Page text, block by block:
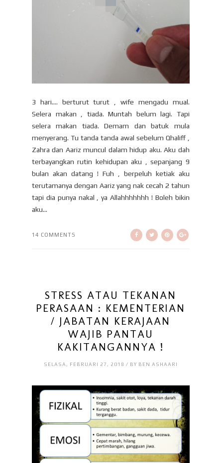
3 hari.... berturut turut , wife mengadu mual.
Selera makan , tiada. Muntah belum lagi. Tapi
selera makan tiada. Demam dan batuk mula
menyerang. Tu tanda tanda awal sebelum Qhaliff ,
Zahra dan Aariz muncul dalam hidup aku. Aku dah
terbayangkan rutin kehidupan aku , sepanjang 9
bulan akan datang ! Fuh , berpeluh ketiak aku
terutamanya dengan Aariz yang nak cecah 2 tahun
tapi dia punya nakal , ya Allahhhhhhh ! Boleh bikin
aku...
14 COMMENTS
STRESS ATAU TEKANAN
PERASAAN : KEMENTERIAN
/ JABATAN KERAJAAN
WAJIB PANTAU
KAKITANGANNYA !
SELASA, FEBRUARI 27, 2018 / BY BEN ASHAARI